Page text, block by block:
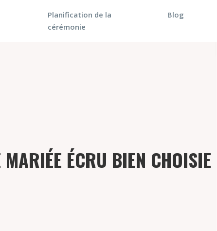
Planification de la
cérémonie
Blog
ÉCRU BIEN CHOISIE